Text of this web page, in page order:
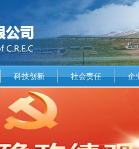
科技创新 社会责任 企